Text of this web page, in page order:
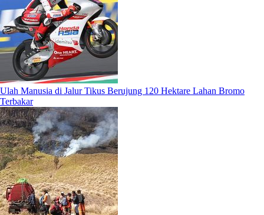
Ulah Manusia di Jalur Tikus Berujung 120 Hektare Lahan Bromo
Terbakar